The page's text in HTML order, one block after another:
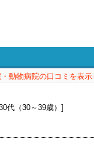
動物病院の口コミを表示
代（30～39歳）]